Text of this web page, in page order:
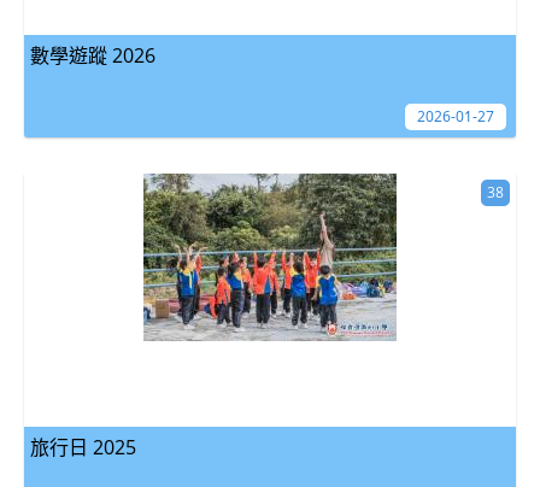
數學遊蹤 2026
2026-01-27
旅行日 2025
38